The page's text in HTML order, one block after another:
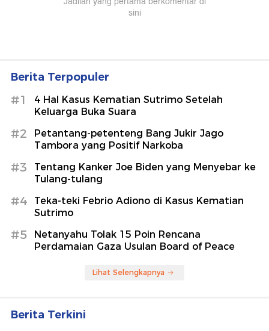
Berita Terpopuler
#1
4 Hal Kasus Kematian Sutrimo Setelah
Keluarga Buka Suara
#2
Petantang-petenteng Bang Jukir Jago
Tambora yang Positif Narkoba
#3
Tentang Kanker Joe Biden yang Menyebar ke
Tulang-tulang
#4
Teka-teki Febrio Adiono di Kasus Kematian
Sutrimo
#5
Netanyahu Tolak 15 Poin Rencana
Perdamaian Gaza Usulan Board of Peace
Lihat Selengkapnya
Berita Terkini